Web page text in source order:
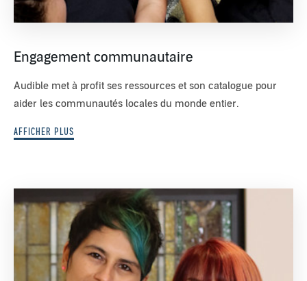
Engagement communautaire
Audible met à profit ses ressources et son catalogue pour
aider les communautés locales du monde entier.
AFFICHER PLUS